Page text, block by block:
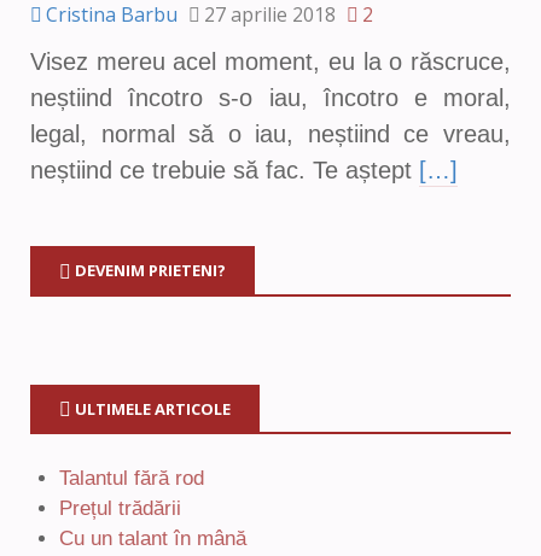
Cristina Barbu 27 aprilie 2018
2
Visez mereu acel moment, eu la o răscruce,
neștiind încotro s-o iau, încotro e moral,
legal, normal să o iau, neștiind ce vreau,
neștiind ce trebuie să fac. Te aștept […]
DEVENIM PRIETENI?
ULTIMELE ARTICOLE
Talantul fără rod
Prețul trădării
Cu un talant în mână